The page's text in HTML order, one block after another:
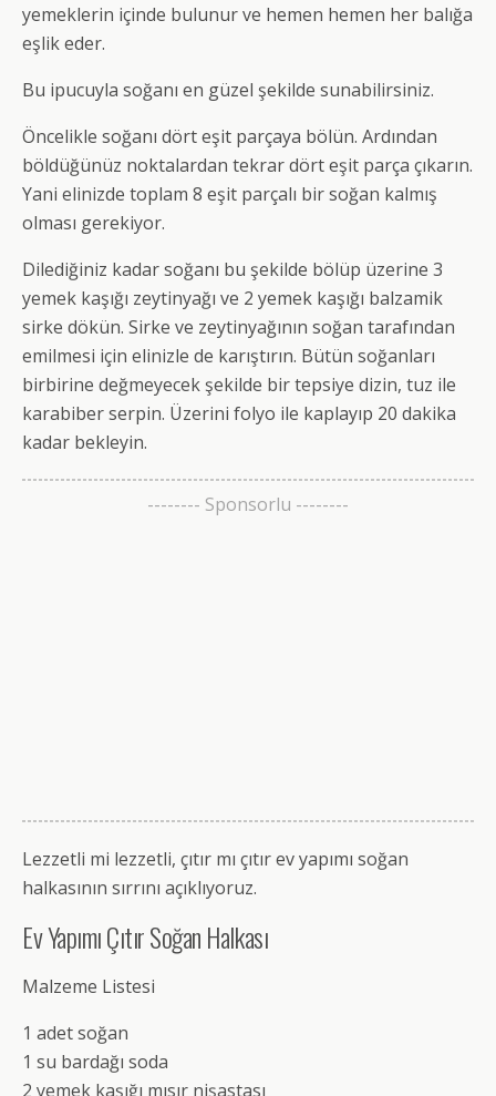
yemeklerin içinde bulunur ve hemen hemen her balığa
eşlik eder.
Bu ipucuyla soğanı en güzel şekilde sunabilirsiniz.
Öncelikle soğanı dört eşit parçaya bölün. Ardından
böldüğünüz noktalardan tekrar dört eşit parça çıkarın.
Yani elinizde toplam 8 eşit parçalı bir soğan kalmış
olması gerekiyor.
Dilediğiniz kadar soğanı bu şekilde bölüp üzerine 3
yemek kaşığı zeytinyağı ve 2 yemek kaşığı balzamik
sirke dökün. Sirke ve zeytinyağının soğan tarafından
emilmesi için elinizle de karıştırın. Bütün soğanları
birbirine değmeyecek şekilde bir tepsiye dizin, tuz ile
karabiber serpin. Üzerini folyo ile kaplayıp 20 dakika
kadar bekleyin.
-------- Sponsorlu --------
Lezzetli mi lezzetli, çıtır mı çıtır ev yapımı soğan
halkasının sırrını açıklıyoruz.
Ev Yapımı Çıtır Soğan Halkası
Malzeme Listesi
1 adet soğan
1 su bardağı soda
2 yemek kaşığı mısır nişastası